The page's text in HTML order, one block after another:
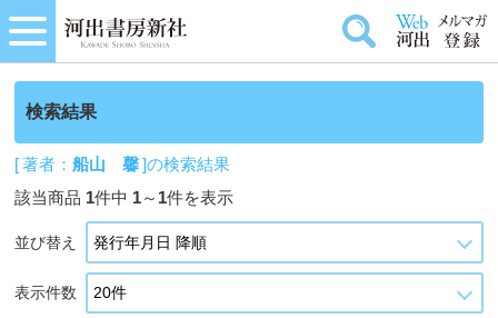
検索結果
[ 著者：船山 馨]の検索結果
該当商品 1件中 1～ 1件を表示
並び替え
表示件数